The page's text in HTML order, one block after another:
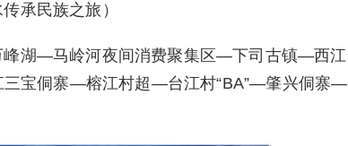
承民族之旅）
湖—马岭河夜间消费聚集区—下司古镇—西江
宝侗寨—榕江村超—台江村“BA”—肇兴侗寨—